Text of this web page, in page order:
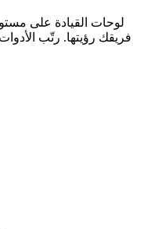
لوحات القيادة على
فريقك رؤيتها. رتّب